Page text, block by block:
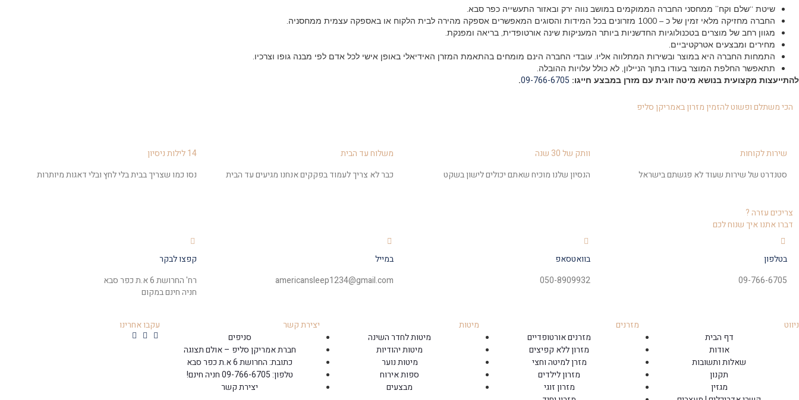
שיטת “שלם וקח” ממחסני החברה הממוקמים במושב נווה ירק ובאזור התעשייה כפר סבא.
החברה מחזיקה מלאי זמין של כ – 1000 מזרונים בכל המידות והסוגים המאפשרים אספקה מהירה לבית הלקוח או באספקה עצמית ממחסניה.
מגוון רחב של מוצרים בטכנולוגיות החדשניות ביותר המעניקות שינה אורטופדית, בריאה ומפנקת.
מחירים ומבצעים אטרקטיביים.
התמחות החברה היא במוצר ובשירות המתלווה אליו. עובדי החברה הינם מומחים בהתאמת המזרן האידיאלי באופן אישי לכל אדם לפי מבנה גופו וצרכיו.
תתאפשר החלפת המוצר בעודו בתוך הניילון, לא כולל עלויות ההובלה.
להתייעצות מקצועית בנושא מיטה זוגית עם מזרן במבצע חייגו: 09-766-6705
.
הכי משתלם ופשוט להזמין מזרון באמריקן סליפ
שירות לקוחות
סטנדרט של שירות שעוד לא פגשתם בישראל
וותק של 30 שנה
הנסיון שלנו מוכיח שאתם יכולים לישון בשקט
משלוח עד הבית
כבר לא צריך לעמוד בפקקים אנחנו מגיעים עד הבית
14 לילות ניסיון
נסו כמו שצריך בבית בלי לחץ ובלי דאגות מיותרות
צריכים עזרה ?
דברו אתנו איך שנוח לכם
בטלפון
09-766-6705
בוואטסאפ
050-8909932
במייל
americansleep1234@gmail.com
קפצו לבקר
רח' החרושת 6 א.ת כפר סבא
חניה חינם במקום
ניווט
דף הבית
אודות
שאלות ותשובות
תקנון
מגזין
מזרנים
מזרנים אורטופדיים
מזרון ללא קפיצים
מזרן למיטה וחצי
מזרון לילדים
מזרון זוגי
מיטות
מיטות לחדר השינה
מיטות יהודיות
מיטות נוער
ספות אירוח
מבצעים
יצירת קשר
סניפים
חברת אמריקן סליפ – אולם תצוגה
כתובת: החרושת 6 א.ת כפר סבא
טלפון: 09-766-6705 חניה חינם!
יצירת קשר
עקבו אחרינו